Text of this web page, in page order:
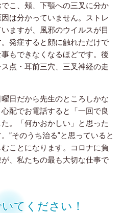
こ、頬、下顎への三叉に分か
は分かっていません。ストレ
ますが、風邪のウイルスが目
発症すると顔に触れただけで
もできなくなるほどです。後
点・耳前三穴、三叉神経の走
日だから先生のところしかな
配でお電話すると「一回で良
。「何かおかしい」と思った
”そのうち治る”と思っていると
ことになります。コロナに負
、私たちの最も大切な仕事で
てください！